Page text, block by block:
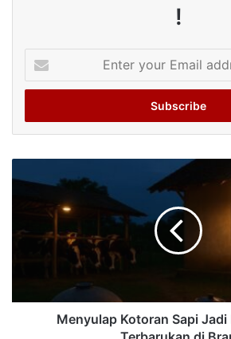
!
your
Email
Menyulap Kotoran Sapi Jadi